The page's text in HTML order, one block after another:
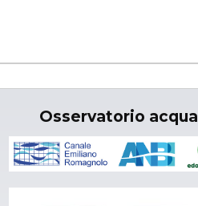
Osservatorio acqua